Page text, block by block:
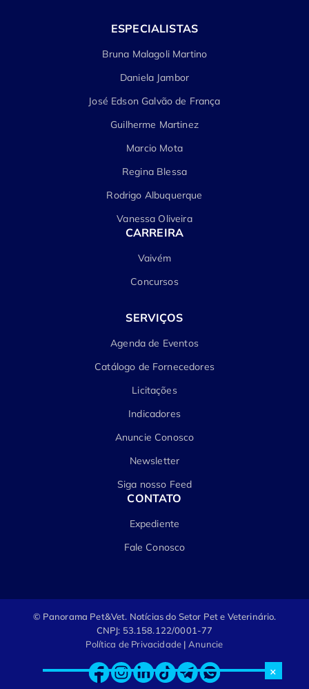
×
ESPECIALISTAS
Bruna Malagoli Martino
Daniela Jambor
José Edson Galvão de França
Guilherme Martinez
Marcio Mota
Regina Blessa
Rodrigo Albuquerque
Vanessa Oliveira
CARREIRA
Vaivém
Concursos
SERVIÇOS
Agenda de Eventos
Catálogo de Fornecedores
Licitações
Indicadores
Anuncie Conosco
Newsletter
Siga nosso Feed
CONTATO
Expediente
Fale Conosco
© Panorama Pet&Vet. Notícias do Setor Pet e Veterinário.
CNPJ: 53.158.122/0001-77
Política de Privacidade | Anuncie